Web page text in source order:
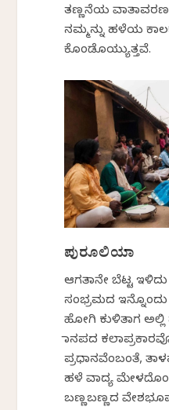
ತಣ್ಣನೆಯ ವಾತಾವರಣ
ನಮ್ಮನ್ನು ಹಳೆಯ
ಕೊಂಡೊಯ್ಯುತ್ತವೆ.
ಪುರೂಲಿಯಾ
ಆಗತಾನೇ ಬೆಟ್ಟ
ಸಂಭ್ರಮದ
ಹೋಗಿ ಕುಳಿತಾಗ
ಜಾನಪದ
ಪ್ರಧಾನವೆಂಬಂತೆ,
ಹಳೆ ವಾದ್ಯ
ಬಣ್ಣಬಣ್ಣದ